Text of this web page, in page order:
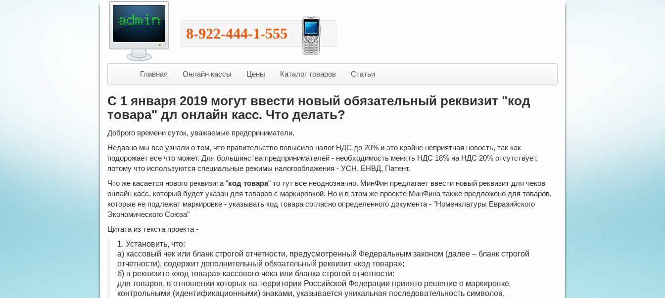
8-922-444-1-555
Главная Онлайн кассы Цены Каталог товаров Статьи
С 1 января 2019 могут ввести новый обязательный реквизит "код
товара" дл онлайн касс. Что делать?
Доброго времени суток, уважаемые предприниматели.
Недавно мы все узнали о том, что правительство повысило налог НДС до 20% и это крайне неприятная новость, так как
подорожает все что может. Для большинства предпринимателей - необходимость менять НДС 18% на НДС 20% отсутствует,
потому что используются специальные режимы налогооблажения - УСН, ЕНВД, Патент.
Что же касается нового реквизита "код товара" то тут все неоднозначно. МинФин предлагает ввести новый реквизит для чеков
онлайн касс, который будет указан для товаров с маркировкой. Но и в этом же проекте МинФина также предложено для товаров,
которые не подлежат маркировке - указывать код товара согласно определенного документа - "Номенклатуры Евразийского
Экономического Союза"
Цитата из текста проекта -
1. Установить, что:
а) кассовый чек или бланк строгой отчетности, предусмотренный Федеральным законом (далее – бланк строгой
отчетности), содержит дополнительный обязательный реквизит «код товара»;
б) в реквизите «код товара» кассового чека или бланка строгой отчетности:
для товаров, в отношении которых на территории Российской Федерации принято решение о маркировке
контрольными (идентификационными) знаками, указывается уникальная последовательность символов,